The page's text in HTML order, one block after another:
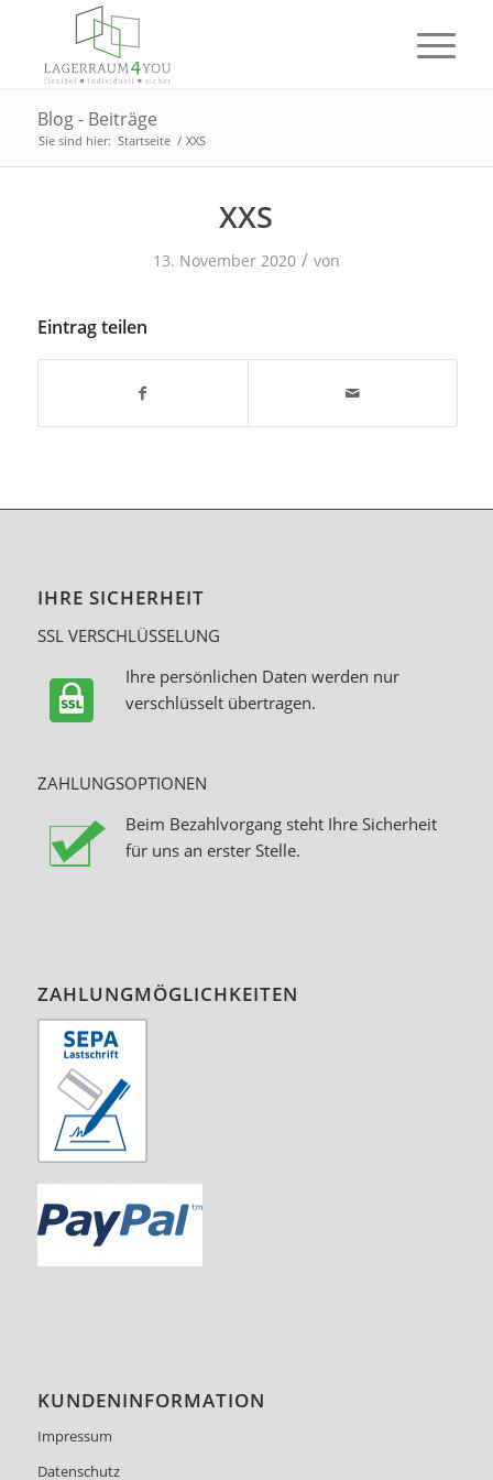
Blog - Beiträge
Sie sind hier: Startseite / XXS
XXS
13. November 2020 / von
Eintrag teilen
IHRE SICHERHEIT
SSL VERSCHLÜSSELUNG
Ihre persönlichen Daten werden nur
verschlüsselt übertragen.
ZAHLUNGSOPTIONEN
Beim Bezahlvorgang steht Ihre Sicherheit
für uns an erster Stelle.
ZAHLUNGMÖGLICHKEITEN
KUNDENINFORMATION
Impressum
Datenschutz